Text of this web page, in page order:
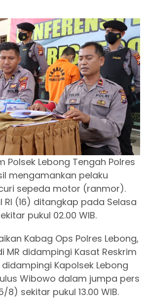
Polsek Lebong Tengah Polres
mengamankan pelaku
sepeda motor (ranmor).
RI (16) ditangkap pada Selasa
pukul 02.00 WIB.
Kabag Ops Polres Lebong,
MR didampingi Kasat Reskrim
didampingi Kapolsek Lebong
Wibowo dalam jumpa pers
8) sekitar pukul 13.00 WIB.